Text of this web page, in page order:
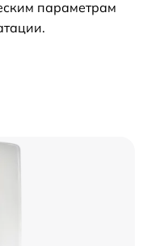
параметрам